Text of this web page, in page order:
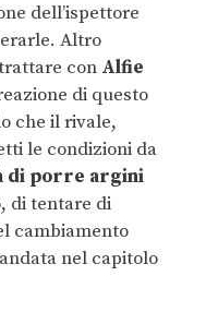
dell’ispettore
Altro
con Alfie
di questo
che il rivale,
le condizioni da
di porre argini
di tentare di
cambiamento
nel capitolo